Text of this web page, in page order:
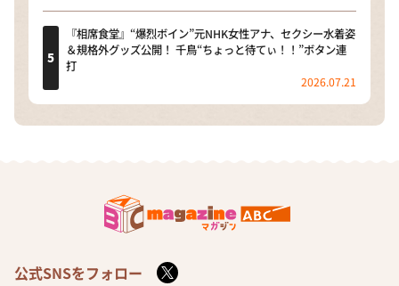
『相席食堂』“爆烈ボイン”元NHK女性アナ、セクシー水着姿
＆規格外グッズ公開！ 千鳥“ちょっと待てぃ！！”ボタン連
打
2026.07.21
公式SNSをフォロー